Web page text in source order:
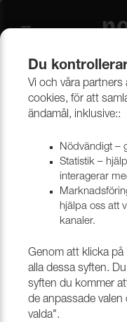
Gardiner
Du
Vi och våra
cookies, för att
ändamål, inklusive::
Nödvändigt –
Statistik –
interagerar
hjälpa oss att
kanaler.
Genom att klicka på
alla dessa syften.
syften du kommer
de anpassade
valda".